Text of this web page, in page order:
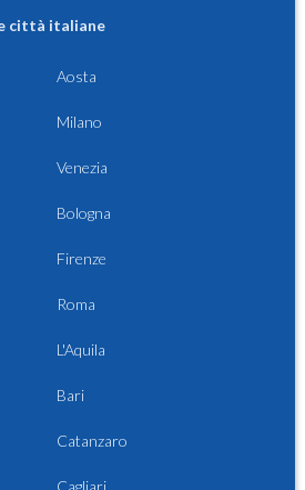
città italiane
Aosta
Milano
Venezia
Bologna
Firenze
Roma
L'Aquila
Bari
Catanzaro